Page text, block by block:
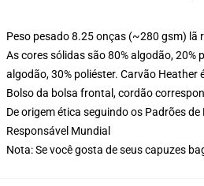
Peso pesado 8.25 onças (~280 gsm) lã
As cores sólidas são 80% algodão, 20%
algodão, 30% poliéster. Carvão Heather
Bolso da bolsa frontal, cordão
De origem ética seguindo os Padrões
Responsável Mundial
Nota: Se você gosta de seus capuzes